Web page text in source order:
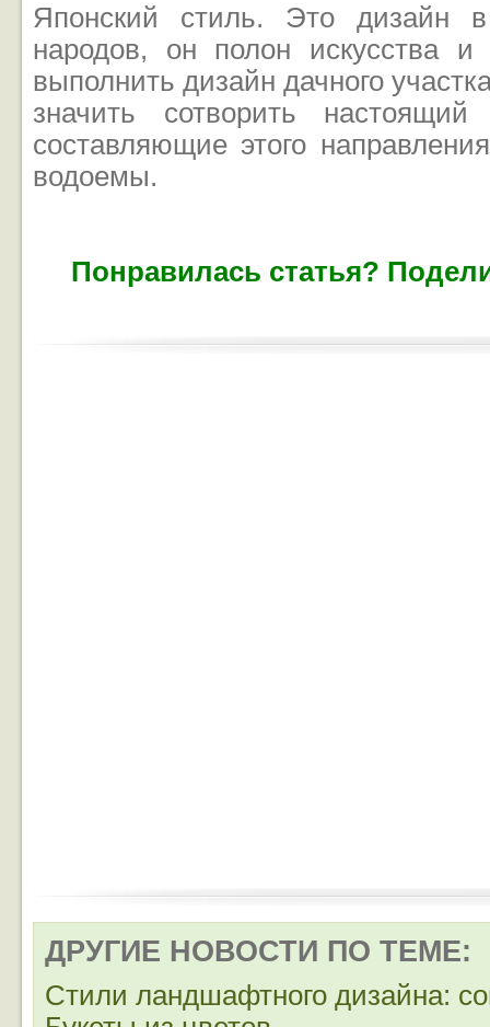
Японский стиль. Это дизайн
народов, он полон искусства
выполнить дизайн дачного
значить сотворить
составляющие этого
водоемы.
Понравилась статья?
ДРУГИЕ НОВОСТИ ПО ТЕМЕ:
Стили ландшафтного дизайна: